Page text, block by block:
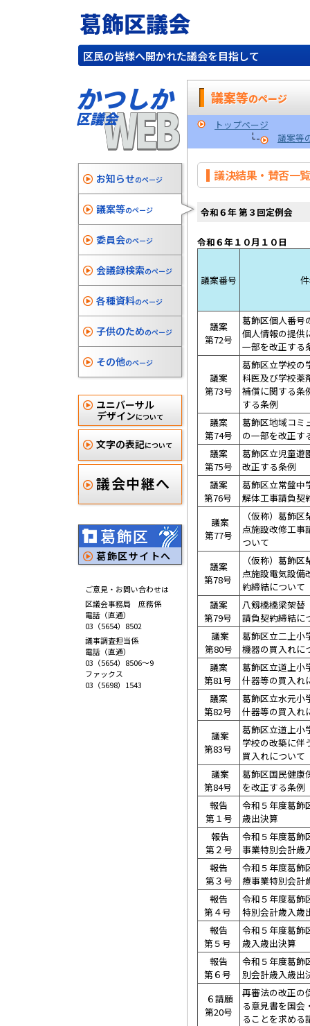
葛飾区議会
区民の皆様へ開かれた議会を目指して
かつしか
区議会WEB
お知らせのページ
議案等のページ
委員会のページ
会議録検索のページ
各種資料のページ
子供のためのページ
その他のページ
ユニバーサル
デザインについて
文字の表記について
議会中継へ
葛飾区
葛飾区サイトへ
ご意見・お問い合わせは
区議会事務局 庶務係
電話（直通）
03（5654）8502
議事調査担当係
電話（直通）
03（5654）8506～9
ファックス
03（5698）1543
議案等のページ
トップページ
議案等
議決結果・賛否一覧
令和６年 第３回定例会
令和６年１
議案番号
議案
第72号
葛飾区個人番号
個人情報の提供
一部を改正する
議案
第73号
葛飾区立学校の
科医及び学校薬
補償に関する条
する条例
議案
第74号
葛飾区地域コミ
の一部を改正す
議案
第75号
葛飾区立児童遊
改正する条例
議案
第76号
葛飾区立常盤中
解体工事請負契
議案
第77号
（仮称）葛飾
点施設改修工事
ついて
議案
第78号
（仮称）葛飾
点施設電気設備
約締結について
議案
第79号
八剱橋橋梁架替
請負契約締結に
議案
第80号
葛飾区立二上小
機器の買入れに
議案
第81号
葛飾区立道上小
什器等の買入れ
議案
第82号
葛飾区立水元小
什器等の買入れ
議案
第83号
葛飾区立道上小
学校の改築に伴
買入れについて
議案
第84号
葛飾区国民健康
を改正する条例
報告
第１号
令和５年度葛飾
歳出決算
報告
第２号
令和５年度葛飾
事業特別会計歳
報告
第３号
令和５年度葛飾
療事業特別会計
報告
第４号
令和５年度葛飾
特別会計歳入歳
報告
第５号
令和５年度葛飾
歳入歳出決算
報告
第６号
令和５年度葛飾
別会計歳入歳出
６請願
第20号
再審法の改正の
る意見書を国会
ることを求める